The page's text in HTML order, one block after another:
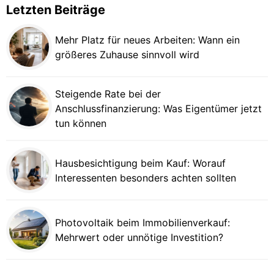
Letzten Beiträge
Mehr Platz für neues Arbeiten: Wann ein
größeres Zuhause sinnvoll wird
Steigende Rate bei der
Anschlussfinanzierung: Was Eigentümer jetzt
tun können
Hausbesichtigung beim Kauf: Worauf
Interessenten besonders achten sollten
Photovoltaik beim Immobilienverkauf:
Mehrwert oder unnötige Investition?